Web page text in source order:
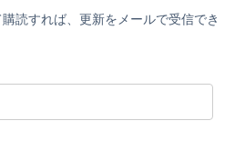
読すれば、更新をメールで受信でき